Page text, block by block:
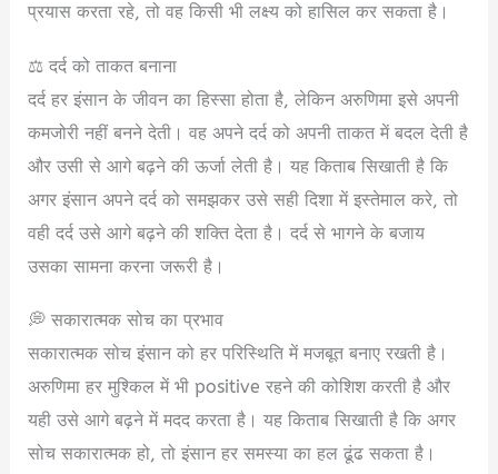
प्रयास करता रहे, तो वह किसी भी लक्ष्य को हासिल कर सकता है।
⚖️ दर्द को ताकत बनाना
दर्द हर इंसान के जीवन का हिस्सा होता है, लेकिन अरुणिमा इसे अपनी
कमजोरी नहीं बनने देती। वह अपने दर्द को अपनी ताकत में बदल देती है
और उसी से आगे बढ़ने की ऊर्जा लेती है। यह किताब सिखाती है कि
अगर इंसान अपने दर्द को समझकर उसे सही दिशा में इस्तेमाल करे, तो
वही दर्द उसे आगे बढ़ने की शक्ति देता है। दर्द से भागने के बजाय
उसका सामना करना जरूरी है।
💭 सकारात्मक सोच का प्रभाव
सकारात्मक सोच इंसान को हर परिस्थिति में मजबूत बनाए रखती है।
अरुणिमा हर मुश्किल में भी positive रहने की कोशिश करती है और
यही उसे आगे बढ़ने में मदद करता है। यह किताब सिखाती है कि अगर
सोच सकारात्मक हो, तो इंसान हर समस्या का हल ढूंढ सकता है।